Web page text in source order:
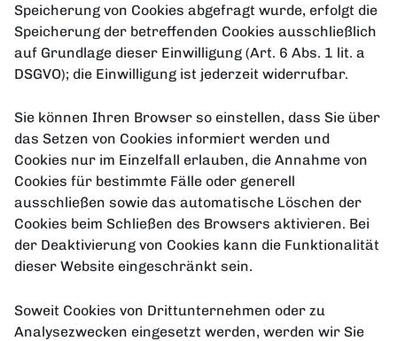
Speicherung von Cookies abgefragt wurde, erfolgt die
Speicherung der betreffenden Cookies ausschließlich
auf Grundlage dieser Einwilligung (Art. 6 Abs. 1 lit. a
DSGVO); die Einwilligung ist jederzeit widerrufbar.
Sie können Ihren Browser so einstellen, dass Sie über
das Setzen von Cookies informiert werden und
Cookies nur im Einzelfall erlauben, die Annahme von
Cookies für bestimmte Fälle oder generell
ausschließen sowie das automatische Löschen der
Cookies beim Schließen des Browsers aktivieren. Bei
der Deaktivierung von Cookies kann die Funktionalität
dieser Website eingeschränkt sein.
Soweit Cookies von Drittunternehmen oder zu
Analysezwecken eingesetzt werden, werden wir Sie